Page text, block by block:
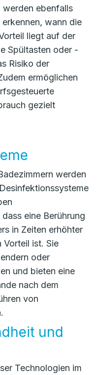
werden ebenfalls
wann die
liegt auf der
Spültasten oder -
Risiko der
ermöglichen
gezielt
werden
eine Berührung
in Zeiten erhöhter
Vorteil ist. Sie
oder
und bieten eine
nach dem
von
und
Technologien im